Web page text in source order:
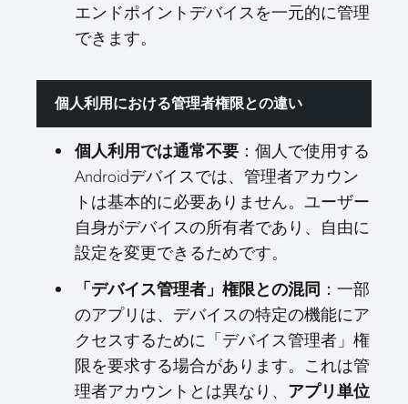
エンドポイントデバイスを一元的に管理
できます。
個人利用における管理者権限との違い
個人利用では通常不要 ：個人で使用する
Androidデバイスでは、管理者アカウン
トは基本的に必要ありません。ユーザー
自身がデバイスの所有者であり、自由に
設定を変更できるためです。
「デバイス管理者」権限との混同 ：一部
のアプリは、デバイスの特定の機能にア
クセスするために「デバイス管理者」権
限を要求する場合があります。これは管
理者アカウントとは異なり、
アプリ単位